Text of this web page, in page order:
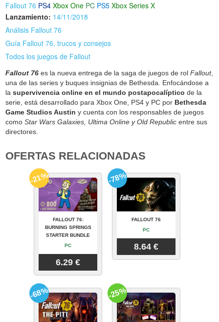
Fallout 76 PS4 Xbox One PC PS5 Xbox Series X
Lanzamiento: 14/11/2018
Análisis Fallout 76
Guía Fallout 76, trucos y consejos
Todos los juegos de Fallout
Fallout 76 es la nueva entrega de la saga de juegos de rolFallout,
una de las series y buques insignias de Bethesda. Enfocándose a
lasupervivencia online en el mundo postapocalíptico de la
serie, está desarrollado para Xbox One, PS4 y PC por Bethesda
Game Studios Austin y cuenta con los responsables de juegos
comoStar Wars Galaxies, Ultima Online y Old Republic entre sus
directores.
OFERTAS RELACIONADAS
FALLOUT 76:
BURNING SPRINGS
STARTER BUNDLE
PC
6.29 €
-21%
FALLOUT 76
PC
8.64 €
-78%
-68% -25%